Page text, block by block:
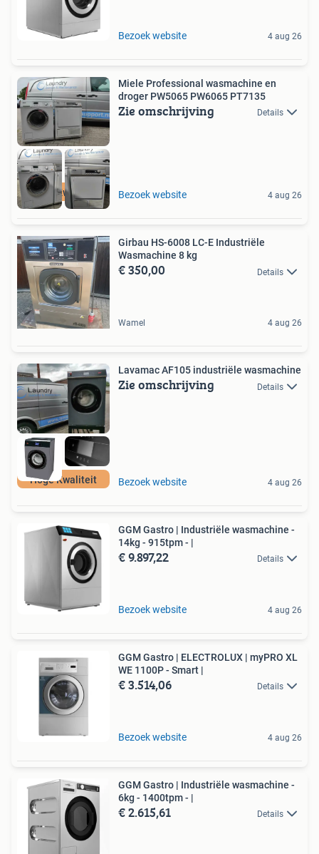
Bezoek website 4 aug 26
Hoge Kwaliteit
Miele Professional wasmachine en
droger PW5065 PW6065 PT7135
Zie omschrijving Details
Bezoek website 4 aug 26
Girbau HS-6008 LC-E Industriële
Wasmachine 8 kg
€ 350,00 Details
Wamel 4 aug 26
Hoge Kwaliteit
Lavamac AF105 industriële wasmachine
Zie omschrijving Details
Bezoek website 4 aug 26
GGM Gastro | Industriële wasmachine -
14kg - 915tpm - |
€ 9.897,22 Details
Bezoek website 4 aug 26
GGM Gastro | ELECTROLUX | myPRO XL
WE 1100P - Smart |
€ 3.514,06 Details
Bezoek website 4 aug 26
GGM Gastro | Industriële wasmachine -
6kg - 1400tpm - |
€ 2.615,61 Details